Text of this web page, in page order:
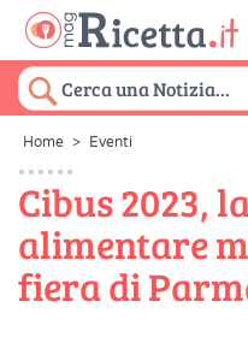
Home > Eventi
Cibus 2023,
alimentare
fiera di